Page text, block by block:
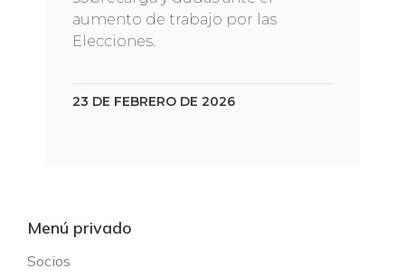
aumento de trabajo por las
Elecciones.
23 DE FEBRERO DE 2026
Menú privado
Socios